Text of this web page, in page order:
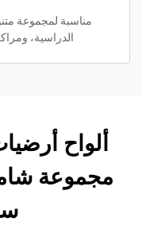
مناسبة لمجموعة
الدراسية،
مجموعة